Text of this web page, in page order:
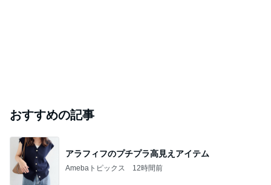
おすすめの記事
アラフィフのプチプラ高見えアイテム
Amebaトピックス 12時間前